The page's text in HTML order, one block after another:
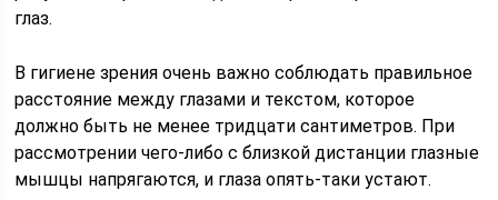
глаз.
В гигиене зрения очень важно соблюдать правильное
расстояние между глазами и текстом, которое
должно быть не менее тридцати сантиметров. При
рассмотрении чего-либо с близкой дистанции глазные
мышцы напрягаются, и глаза опять-таки устают.